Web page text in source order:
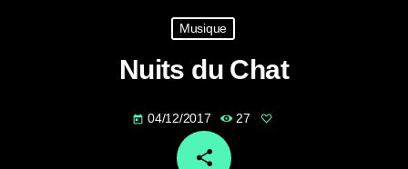
Musique
Nuits du Chat
today 04/12/2017 27
share
email